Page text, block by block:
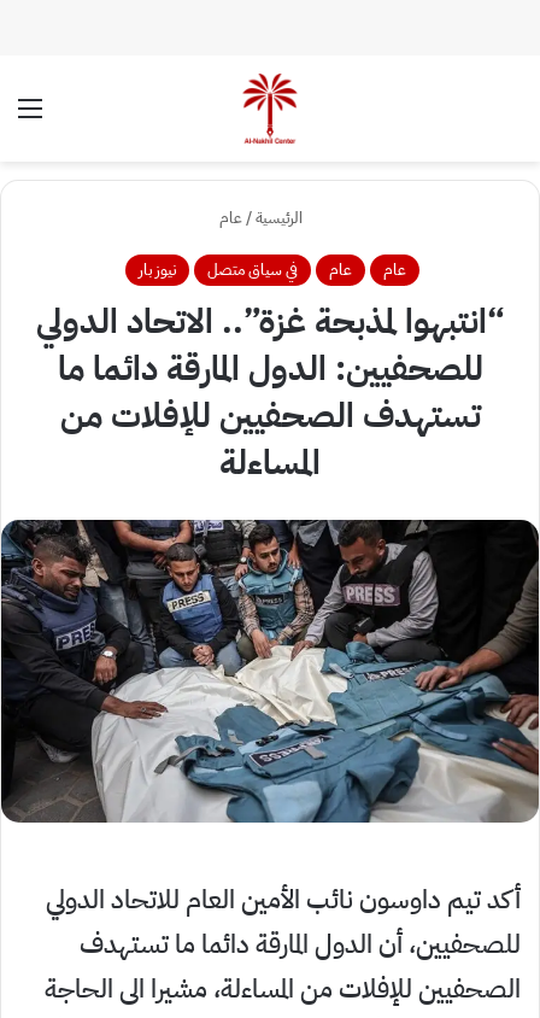
الرئيسية/عام
عام عام في سياق متصل نيوز بار
“انتبهوا لمذبحة غزة”.. الاتحاد الدولي
للصحفيين: الدول المارقة دائما ما
تستهدف الصحفيين للإفلات من
المساءلة
أكد تيم داوسون نائب الأمين العام للاتحاد الدولي
للصحفيين، أن الدول المارقة دائما ما تستهدف
الصحفيين للإفلات من المساءلة، مشيرا الى الحاجة